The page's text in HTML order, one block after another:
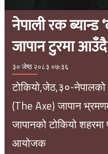
नेपाली रक
जापान टुरमा आउँदै
३० जेष्ठ २०८३ ०७:३६
टोकियो,जेठ,३०-नेपालको
(The Axe) जापान
जापानको टोकियो
आयोजक